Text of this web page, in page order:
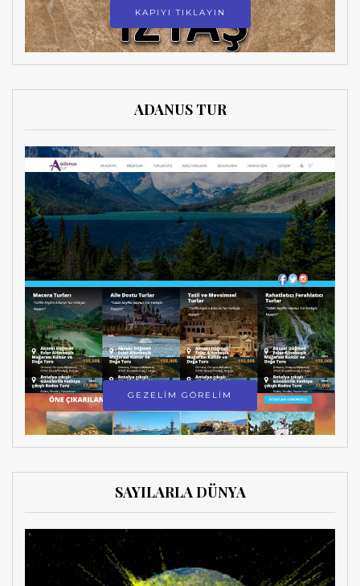
KAPIYI TIKLAYIN
ADANUS TUR
GEZELİM GÖRELİM
SAYILARLA DÜNYA